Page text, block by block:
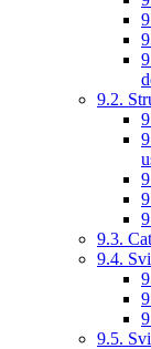
9.2.
9.3.
9.4.
9.5.